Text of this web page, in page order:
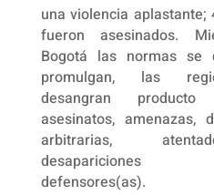
una violencia aplastante;
fueron asesinados.
Bogotá las normas se
promulgan, las
desangran
asesinatos, amenazas,
arbitrarias,
defensores(as).